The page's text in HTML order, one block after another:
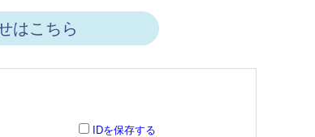
はこちら
IDを保存する